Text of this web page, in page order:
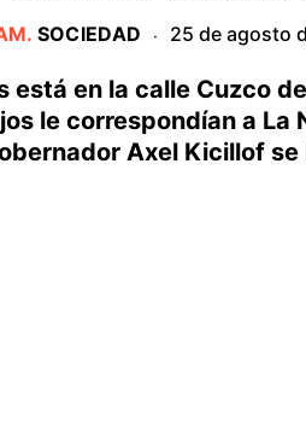
. SOCIEDAD · 25 de agosto
está en la calle Cuzco
le correspondían a
Axel Kicillof